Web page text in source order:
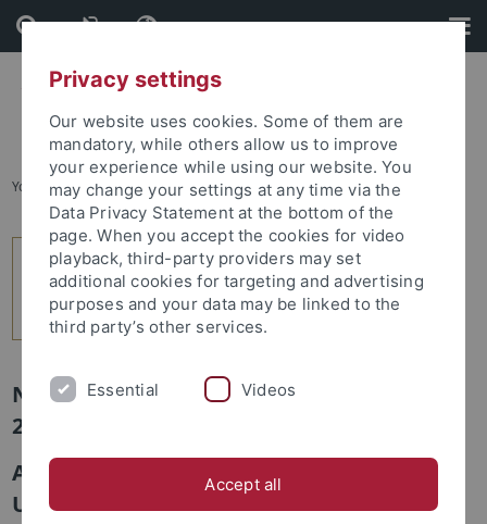
Skip
to
content
Skip
to
footer
You are here: Startseite ... 2
Newsletter Uni Tübingen aktuell Nr.
2/2018: Leute
Andreas Rothfuß als Kanzler der
Universität Tübingen wiedergewählt
Privacy settings
Our website uses cookies. Some of them are
mandatory, while others allow us to improve
your experience while using our website. You
may change your settings at any time via the
Data Privacy Statement at the bottom of the
page. When you accept the cookies for video
playback, third-party providers may set
additional cookies for targeting and advertising
purposes and your data may be linked to the
third party’s other services.
Essential Videos
Accept all